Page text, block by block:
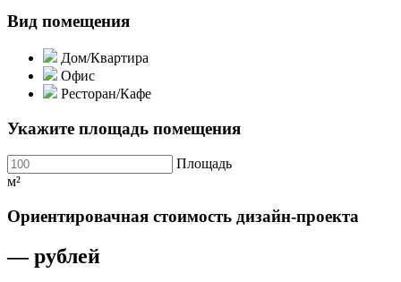
Вид помещения
Дом/Квартира
Офис
Ресторан/Кафе
Укажите площадь помещения
Площадь
м²
Ориентировачная стоимость дизайн-проекта
—рублей